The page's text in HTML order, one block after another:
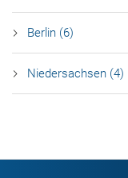
Berlin (6)
Niedersachsen (4)